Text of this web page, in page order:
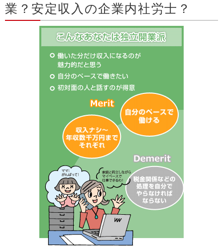
業？安定収入の企業内社労士？